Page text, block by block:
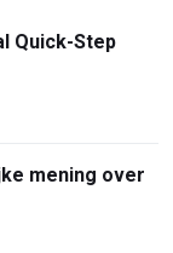
Quick-Step
mening over